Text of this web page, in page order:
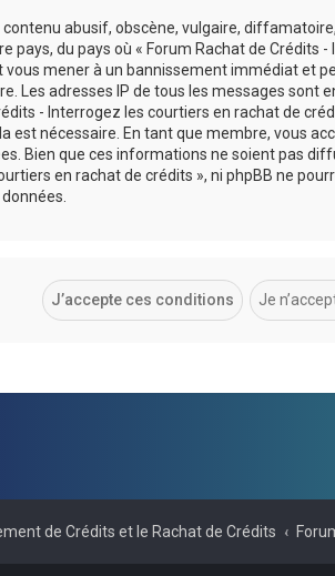
abusif, obscène, vulgaire,
pays, du pays où « Forum Rachat de
vous mener à un bannissement immédiat et
Les adresses IP de tous les messages
- Interrogez les courtiers en rachat de
est nécessaire. En tant que membre, vous
Bien que ces informations ne soient pas
en rachat de crédits », ni phpBB ne
de Crédits et le Rachat de Crédits